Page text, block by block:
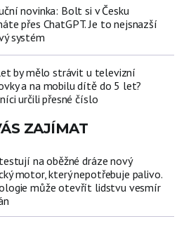
novinka: Bolt si v Česku
přes ChatGPT. Je to nejsnazší
systém
by mělo strávit u televizní
a na mobilu dítě do 5 let?
určili přesné číslo
ZAJÍMAT
na oběžné dráze nový
motor, který nepotřebuje palivo.
může otevřít lidstvu vesmír